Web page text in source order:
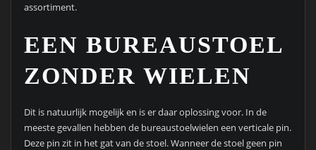
assortiment.
EEN BUREAUSTOEL
ZONDER WIELEN
Dit is natuurlijk mogelijk en is er daar oplossing voor. In de
meeste gevallen hebben de bureaustoelwielen een verticale pin.
Deze pin zit in het gat van de stoel. Wanneer de stoel geen pin